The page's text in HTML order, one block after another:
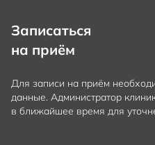
Записаться
на приём
Для записи на приём
данные. Администратор
в ближайшее время для